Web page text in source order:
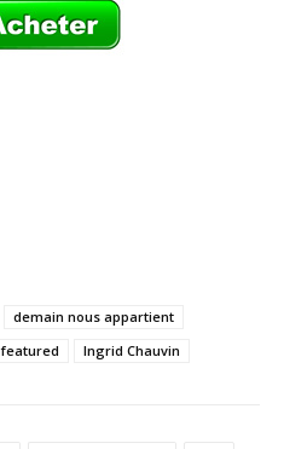
demain nous appartient
featured Ingrid Chauvin